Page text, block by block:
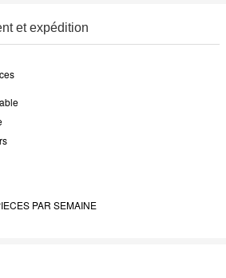
et expédition
PAR SEMAINE